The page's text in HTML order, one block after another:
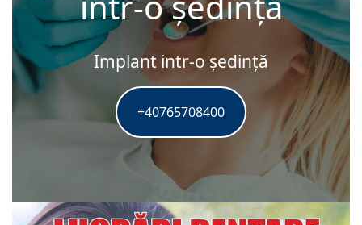
Implant intr-o ședință
+40765708400